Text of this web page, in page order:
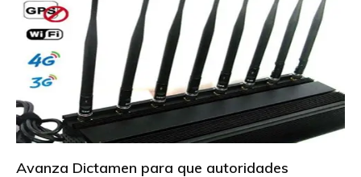
Avanza Dictamen para que autoridades